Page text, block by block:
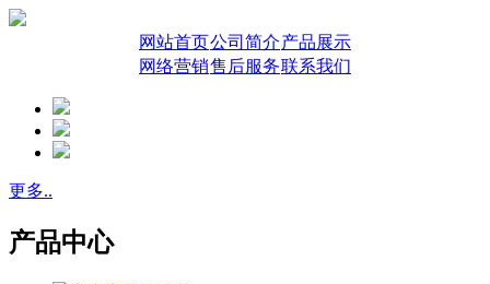
网站首页公司简介产品展示
网络营销售后服务联系我们
更多..
产品中心